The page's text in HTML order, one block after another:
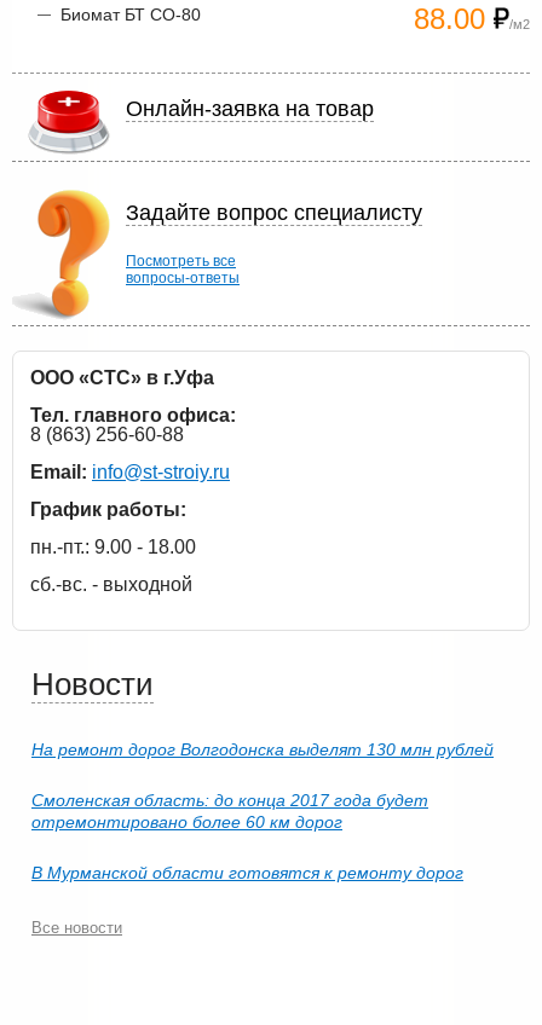
88.00 /м2
Биомат БТ СО-80
Онлайн-заявка на товар
Задайте вопрос специалисту
Посмотреть все
вопросы-ответы
ООО «СТС» в г.Уфа
Тел. главного офиса:
8 (863) 256-60-88
Email: info@st-stroiy.ru
График работы:
пн.-пт.: 9.00 - 18.00
сб.-вс. - выходной
Новости
На ремонт дорог Волгодонска выделят 130 млн рублей
Смоленская область: до конца 2017 года будет
отремонтировано более 60 км дорог
В Мурманской области готовятся к ремонту дорог
Все новости